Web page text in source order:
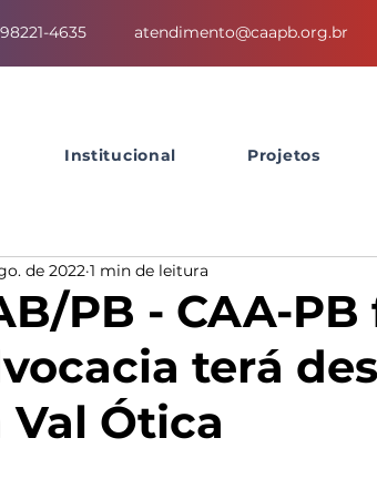
4635 atendimento@caapb.org.br
Institucional Projetos
PB - CAA-
terá
Val Ótica
de 2022 1 min de leitura